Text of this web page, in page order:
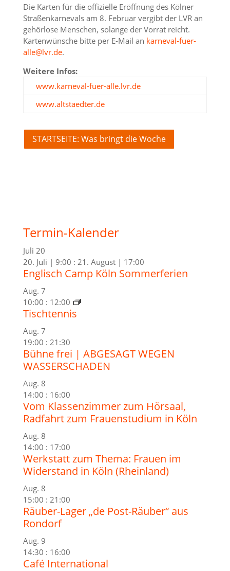
Die Karten für die offizielle Eröffnung des Kölner
Straßenkarnevals am 8. Februar vergibt der LVR an
gehörlose Menschen, solange der Vorrat reicht.
Kartenwünsche bitte per E-Mail an karneval-fuer-
alle@lvr.de.
Weitere Infos:
www.karneval-fuer-alle.lvr.de‎
www.altstaedter.de
STARTSEITE: Was bringt die Woche
Termin-Kalender
Juli 20
20. Juli | 9:00 : 21. August | 17:00
Englisch Camp Köln Sommerferien
Aug. 7
10:00 : 12:00
Tischtennis
Aug. 7
19:00 : 21:30
Bühne frei | ABGESAGT WEGEN
WASSERSCHADEN
Aug. 8
14:00 : 16:00
Vom Klassenzimmer zum Hörsaal,
Radfahrt zum Frauenstudium in Köln
Aug. 8
14:00 : 17:00
Werkstatt zum Thema: Frauen im
Widerstand in Köln (Rheinland)
Aug. 8
15:00 : 21:00
Räuber-Lager „de Post-Räuber“ aus
Rondorf
Aug. 9
14:30 : 16:00
Café International